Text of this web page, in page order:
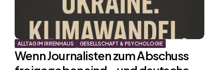
ALLTAG IM IRRENHAUS GESELLSCHAFT & PSYCHOLOGIE
Wenn Journalisten zum Abschuss